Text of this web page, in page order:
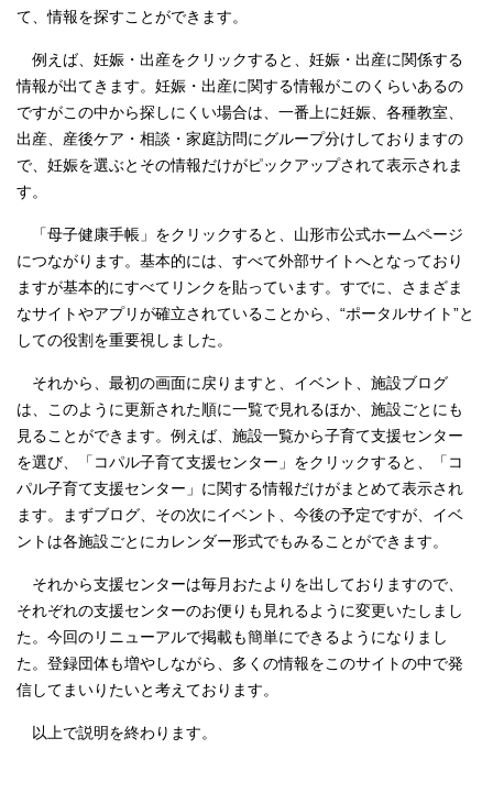
て、情報を探すことができます。
例えば、妊娠・出産をクリックすると、妊娠・出産に関係する
情報が出てきます。妊娠・出産に関する情報がこのくらいあるの
ですがこの中から探しにくい場合は、一番上に妊娠、各種教室、
出産、産後ケア・相談・家庭訪問にグループ分けしておりますの
で、妊娠を選ぶとその情報だけがピックアップされて表示されま
す。
「母子健康手帳」をクリックすると、山形市公式ホームページ
につながります。基本的には、すべて外部サイトへとなっており
ますが基本的にすべてリンクを貼っています。すでに、さまざま
なサイトやアプリが確立されていることから、“ポータルサイト”と
しての役割を重要視しました。
それから、最初の画面に戻りますと、イベント、施設ブログ
は、このように更新された順に一覧で見れるほか、施設ごとにも
見ることができます。例えば、施設一覧から子育て支援センター
を選び、「コパル子育て支援センター」をクリックすると、「コ
パル子育て支援センター」に関する情報だけがまとめて表示され
ます。まずブログ、その次にイベント、今後の予定ですが、イベ
ントは各施設ごとにカレンダー形式でもみることができます。
それから支援センターは毎月おたよりを出しておりますので、
それぞれの支援センターのお便りも見れるように変更いたしまし
た。今回のリニューアルで掲載も簡単にできるようになりまし
た。登録団体も増やしながら、多くの情報をこのサイトの中で発
信してまいりたいと考えております。
以上で説明を終わります。